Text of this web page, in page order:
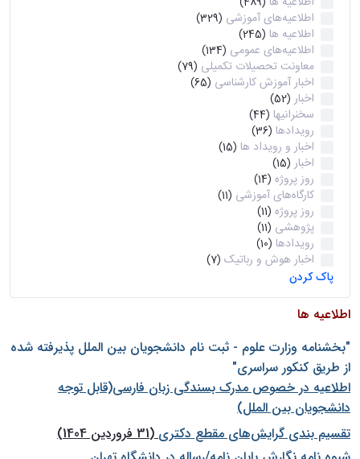
اطلاعیه‌های‌ آموزشی (329)
اطلاعیه ها (245)
اطلاعیه‌های عمومی (134)
معاونت تحصیلات تکمیلی (79)
اخبار آموزش کارشناسی (65)
اخبار (52)
سخنرانیها (44)
رویدادها (36)
اخبار و رویداد ها (15)
اخبار (15)
روز پروژه (14)
کارگاه‌های آموزشی (11)
روز پروژه (11)
پژوهشی (11)
رویدادها (10)
اخبار هوش و رباتیک (7)
پاک کردن
اطلاعیه ها
"بخشنامه وزارت علوم - ثبت نام دانشجويان بين الملل پذيرفته شده
از طريق كنكور سراسری"
اطلاعیه در خصوص مدرک بسندگی زبان فارسی(قابل توجه
دانشجویان بین الملل)
تقسیم بندی گرایش‌های مقطع دکتری(31 فروردین 1404)